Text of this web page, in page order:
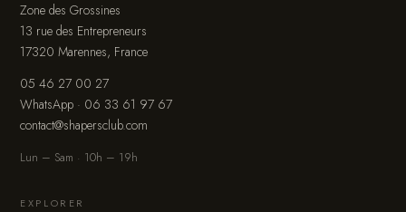
Zone des Grossines
13 rue des Entrepreneurs
17320 Marennes, France
05 46 27 00 27
WhatsApp · 06 33 61 97 67
contact@shapersclub.com
Lun – Sam · 10h – 19h
EXPLORER